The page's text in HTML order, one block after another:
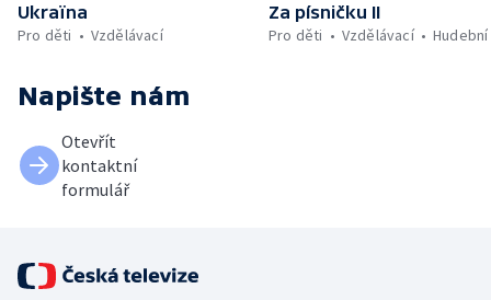
Ukraïna
Pro děti
Vzdělávací
Za písničku II
Pro děti
Vzdělávací Hudební
Napište nám
Otevřít
kontaktní
formulář